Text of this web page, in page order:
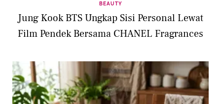
BEAUTY
Jung Kook BTS Ungkap Sisi Personal Lewat
Film Pendek Bersama CHANEL Fragrances